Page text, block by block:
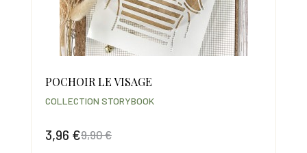
POCHOIR LE VISAGE
3,96 €9,90 €
COLLECTION STORYBOOK